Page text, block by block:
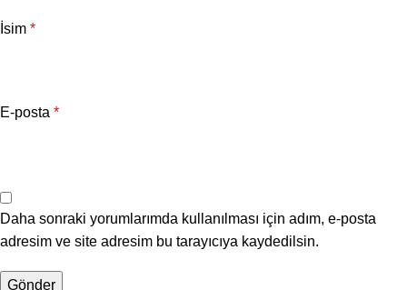
İsim *
E-posta *
Daha sonraki yorumlarımda kullanılması için adım, e-posta
adresim ve site adresim bu tarayıcıya kaydedilsin.